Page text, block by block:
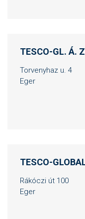
TESCO-GL. Á.
Torvenyhaz u. 4
Eger
TESCO-
Rákóczi út 100
Eger